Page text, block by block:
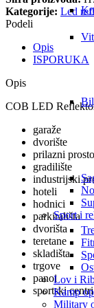
Sport i
Lov i
Kamp
Military
Kategorije: Led
Podeli
Opis
ISPORUKA
Opis
COB LED
garaže
dvorište
prilazni
gradilište
industrijski
hoteli
hodnici
parkirališta
dvorišta
teretane
skladišta
trgove
panoi
sportski centri